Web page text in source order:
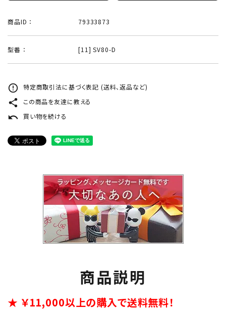
商品ID ： 79333873
型番 ： [11] SV80-D
error_outline 特定商取引法に基づく表記 (送料、返品など)
share この商品を友達に教える
undo 買い物を続ける
商品説明
★ ￥11,000以上の購入で送料無料！